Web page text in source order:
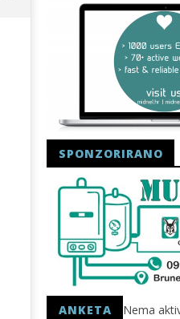
SPONZORIRANO
ANKETA
Nema